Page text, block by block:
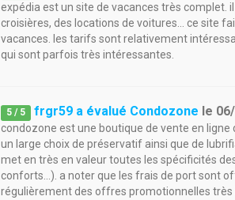
expédia est un site de vacances très complet.
croisières, des locations de voitures... ce site
vacances. les tarifs sont relativement
qui sont parfois très intéressantes.
5 / 5 frgr59 a évalué Condozone le
condozone est une boutique de vente en
un large choix de préservatif ainsi que de
met en très en valeur toutes les spécificités
conforts...). a noter que les frais de port sont
régulièrement des offres promotionnelles